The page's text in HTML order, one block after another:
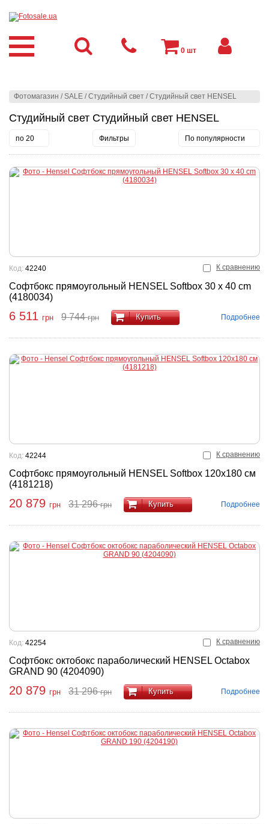
Фотомагазин /SALE /Студийный свет /Студийный свет HENSEL
Студийный свет Студийный свет HENSEL
по 20 Фильтры По популярности
К сравнению
Софтбокс прямоугольный HENSEL Softbox 30 x 40 cm
(4180034)
Код: 42240
6 511 грн 9 744грн Купить Подробнее
К сравнению
Софтбокс прямоугольный HENSEL Softbox 120x180 см
(4181218)
Код: 42244
20 879 грн 31 296грн Купить Подробнее
К сравнению
Софтбокс октобокс параболический HENSEL Octabox
GRAND 90 (4204090)
Код: 42254
20 879 грн 31 296грн Купить Подробнее
0 шт